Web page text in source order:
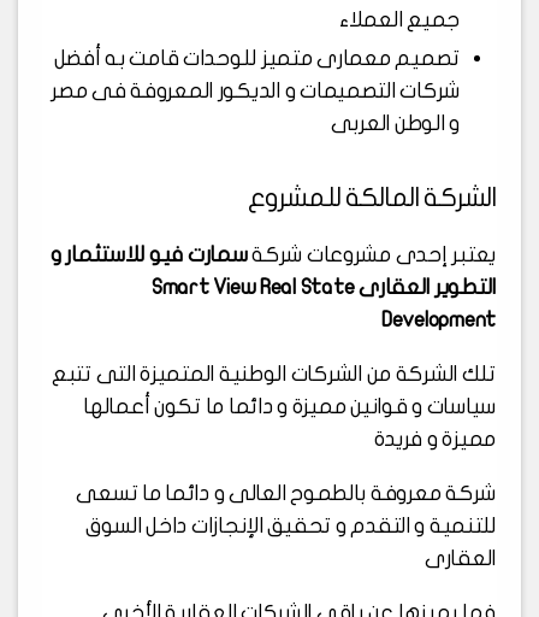
جميع العملاء
تصميم معمارى متميز للوحدات قامت به أفضل
شركات التصميمات و الديكور المعروفة فى مصر
و الوطن العربى
الشركة المالكة للمشروع
يعتبر إحدى مشروعات شركةسمارت فيو للاستثمار و
التطوير العقارى Smart View Real State
Development
تلك الشركة من الشركات الوطنية المتميزة التى تتبع
سياسات و قوانين مميزة و دائما ما تكون أعمالها
مميزة و فريدة
شركة معروفة بالطموح العالى و دائما ما تسعى
للتنمية و التقدم و تحقيق الإنجازات داخل السوق
العقارى